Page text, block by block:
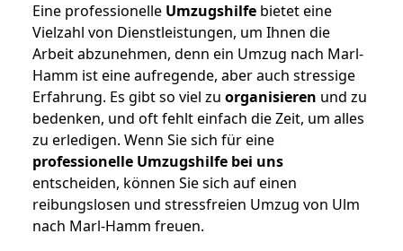
Eine professionelle Umzugshilfe bietet eine
Vielzahl von Dienstleistungen, um Ihnen die
Arbeit abzunehmen, denn ein Umzug nach Marl-
Hamm ist eine aufregende, aber auch stressige
Erfahrung. Es gibt so viel zu organisieren und zu
bedenken, und oft fehlt einfach die Zeit, um alles
zu erledigen. Wenn Sie sich für eine
professionelle Umzugshilfe bei uns
entscheiden, können Sie sich auf einen
reibungslosen und stressfreien Umzug von Ulm
nach Marl-Hamm freuen.